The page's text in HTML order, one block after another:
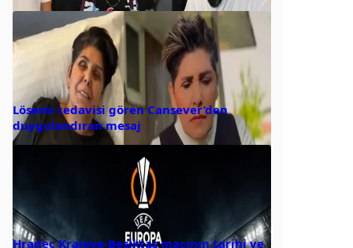
Lösemi tedavisi gören Cansever’den
duygulandıran mesaj
Hradec Kralove-Beşiktaş maçının tarihi ve